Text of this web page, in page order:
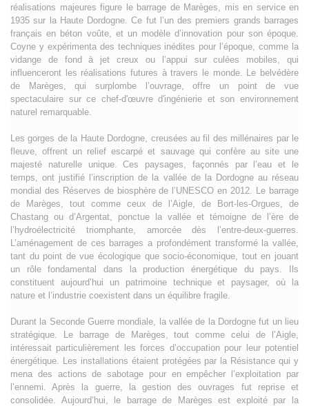
réalisations majeures figure le barrage de Marèges, mis en service en
1935 sur la Haute Dordogne. Ce fut l’un des premiers grands barrages
français en béton voûte, et un modèle d’innovation pour son époque.
Coyne y expérimenta des techniques inédites pour l’époque, comme la
vidange de fond à jet creux ou l’appui sur culées mobiles, qui
influenceront les réalisations futures à travers le monde. Le belvédère
de Marèges, qui surplombe l’ouvrage, offre un point de vue
spectaculaire sur ce chef-d'œuvre d'ingénierie et son environnement
naturel remarquable.
Les gorges de la Haute Dordogne, creusées au fil des millénaires par le
fleuve, offrent un relief escarpé et sauvage qui confère au site une
majesté naturelle unique. Ces paysages, façonnés par l’eau et le
temps, ont justifié l’inscription de la vallée de la Dordogne au réseau
mondial des Réserves de biosphère de l’UNESCO en 2012. Le barrage
de Marèges, tout comme ceux de l’Aigle, de Bort-les-Orgues, de
Chastang ou d’Argentat, ponctue la vallée et témoigne de l’ère de
l’hydroélectricité triomphante, amorcée dès l’entre-deux-guerres.
L’aménagement de ces barrages a profondément transformé la vallée,
tant du point de vue écologique que socio-économique, tout en jouant
un rôle fondamental dans la production énergétique du pays. Ils
constituent aujourd’hui un patrimoine technique et paysager, où la
nature et l’industrie coexistent dans un équilibre fragile.
Durant la Seconde Guerre mondiale, la vallée de la Dordogne fut un lieu
stratégique. Le barrage de Marèges, tout comme celui de l’Aigle,
intéressait particulièrement les forces d’occupation pour leur potentiel
énergétique. Les installations étaient protégées par la Résistance qui y
mena des actions de sabotage pour en empêcher l’exploitation par
l’ennemi. Après la guerre, la gestion des ouvrages fut reprise et
consolidée. Aujourd’hui, le barrage de Marèges est exploité par la